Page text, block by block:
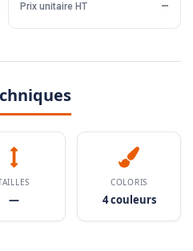
Prix unitaire HT
—
—
COLORIS
4 couleurs